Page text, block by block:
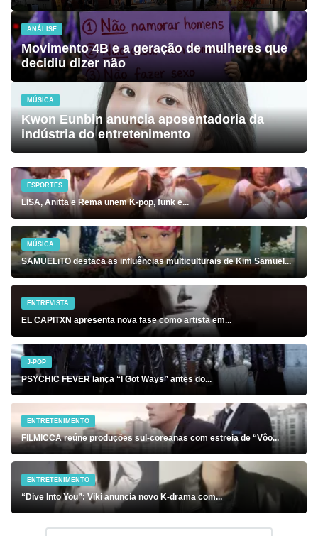
ANÁLISE
Movimento 4B e a geração de mulheres que
decidiu dizer não
MÚSICA
Kwon Eunbin anuncia aposentadoria da
indústria do entretenimento
ESPORTES
LISA, Anitta e Rema unem K-pop, funk e...
MÚSICA
SAMUELiTO destaca as influências multiculturais de Kim Samuel...
ENTREVISTA
EL CAPITXN apresenta nova fase como artista em...
J-POP
PSYCHIC FEVER lança “I Got Ways” antes do...
ENTRETENIMENTO
FILMICCA reúne produções sul-coreanas com estreia de “Vôo...
ENTRETENIMENTO
“Dive Into You”: Viki anuncia novo K-drama com...